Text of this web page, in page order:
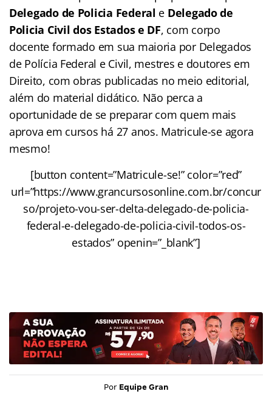
Delegado de Policia Federal e Delegado de
Policia Civil dos Estadose DF, com corpo
docente formado em sua maioria por Delegados
de Polícia Federal e Civil, mestres e doutores em
Direito, com obras publicadas no meio editorial,
além do material didático. Não perca a
oportunidade de se preparar com quem mais
aprova em cursos há 27 anos. Matricule-se agora
mesmo!
[button content=”Matricule-se!” color=”red”
url=”https://www.grancursosonline.com.br/concur
so/projeto-vou-ser-delta-delegado-de-policia-
federal-e-delegado-de-policia-civil-todos-os-
estados” openin=”_blank”]
Por Equipe Gran